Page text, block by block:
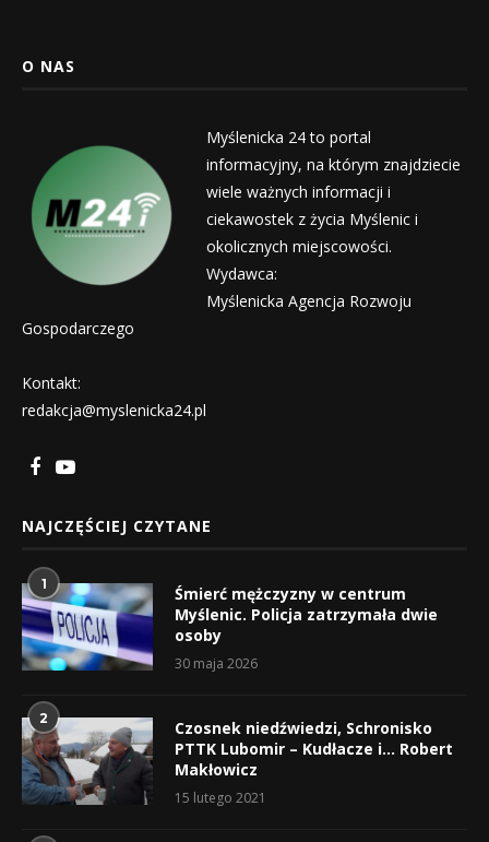
O NAS
Myślenicka 24 to portal
informacyjny, na którym znajdziecie
wiele ważnych informacji i
ciekawostek z życia Myślenic i
okolicznych miejscowości.
Wydawca:
Myślenicka Agencja Rozwoju
Gospodarczego
Kontakt:
redakcja@myslenicka24.pl
NAJCZĘŚCIEJ CZYTANE
1
Śmierć mężczyzny w centrum
Myślenic. Policja zatrzymała dwie
osoby
30 maja 2026
2
Czosnek niedźwiedzi, Schronisko
PTTK Lubomir – Kudłacze i… Robert
Makłowicz
15 lutego 2021